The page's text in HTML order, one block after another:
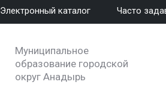
Электронный каталог Часто
Муниципальное
образование городской
округ Анадырь